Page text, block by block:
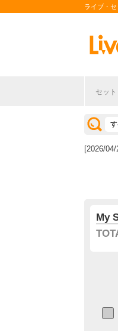
ライブ・
セット
[2026/
[2026/04/
My